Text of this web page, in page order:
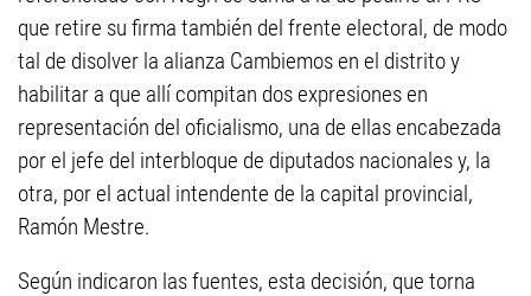
que retire su firma también del frente electoral, de modo
tal de disolver la alianza Cambiemos en el distrito y
habilitar a que allí compitan dos expresiones en
representación del oficialismo, una de ellas encabezada
por el jefe del interbloque de diputados nacionales y, la
otra, por el actual intendente de la capital provincial,
Ramón Mestre.
Según indicaron las fuentes, esta decisión, que torna